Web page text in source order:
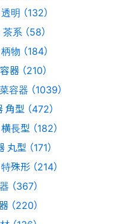
明 （132）
系 （58）
物 （184）
器 （210）
容器 （1039）
型 （472）
長型 （182）
型 （171）
殊形 （214）
（367）
（220）